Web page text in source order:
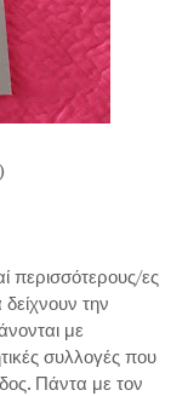
ες
την
με
συλλογές που
Πάντα με τον